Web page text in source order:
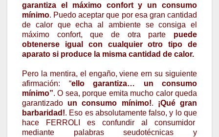
garantiza el máximo confort y un consumo
mínimo. Puedo aceptar que por esa gran cantidad
de calor que echa al ambiente se consiga el
máximo confort, que de otra parte puede
obtenerse igual con cualquier otro tipo de
aparato si produce la misma cantidad de calor.
Pero la mentira, el engaño, viene ern su siguiente
afirmación: “ello garantiza… un consumo
mínimo”. O sea, porque emita mucho calor queda
garantizado un consumo mínimo!. ¡Qué gran
barbaridad!. Eso es absolutamente falso, y lo que
hace FERROLI es confundir al consumidor
mediante palabras seudotécnicas y